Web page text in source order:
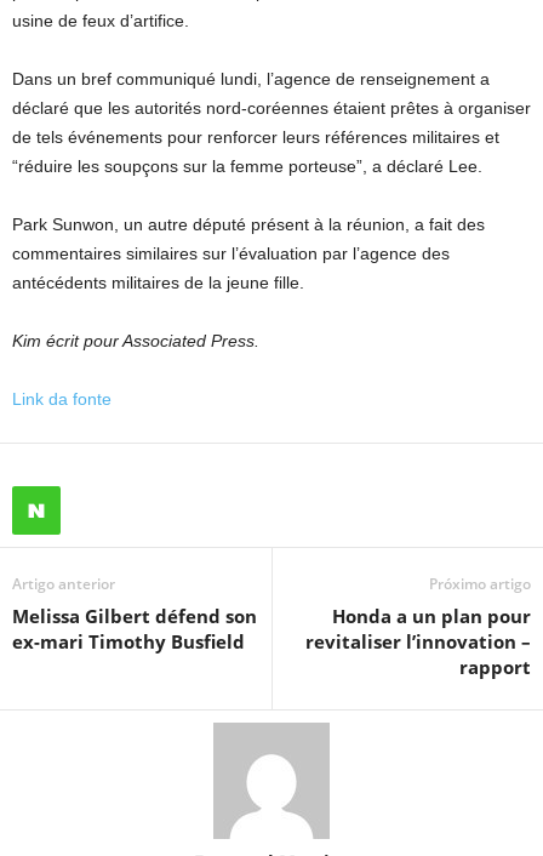
usine de feux d’artifice.
Dans un bref communiqué lundi, l’agence de renseignement a
déclaré que les autorités nord-coréennes étaient prêtes à organiser
de tels événements pour renforcer leurs références militaires et
“réduire les soupçons sur la femme porteuse”, a déclaré Lee.
Park Sunwon, un autre député présent à la réunion, a fait des
commentaires similaires sur l’évaluation par l’agence des
antécédents militaires de la jeune fille.
Kim écrit pour Associated Press.
Link da fonte
Artigo anterior
Melissa Gilbert défend son
ex-mari Timothy Busfield
Próximo artigo
Honda a un plan pour
revitaliser l’innovation –
rapport